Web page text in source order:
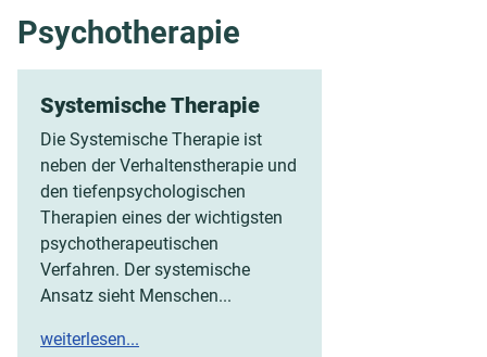
Psychotherapie
Systemische Therapie
Die Systemische Therapie ist
neben der Verhaltenstherapie und
den tiefenpsychologischen
Therapien eines der wichtigsten
psychotherapeutischen
Verfahren. Der systemische
Ansatz sieht Menschen...
weiterlesen...